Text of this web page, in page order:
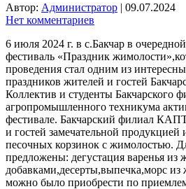
Автор: Администратор | 09.07.2024
Нет комментариев
6 июля 2024 г. в с.Бакчар в
фестиваль «Праздник
проведения стал одним из
праздников жителей и гостей
Коллектив и студенты Бакчарского
агропромышленного техникума
фестивале. Бакчарский филиал
и гостей замечательной продукцией
песочных корзинок с жимолостью.
предложены: дегустация варенья из
добавками,десерты,выпечка,морс
можно было приобрести по